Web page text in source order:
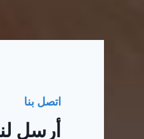
اتصل بنا
أرسل